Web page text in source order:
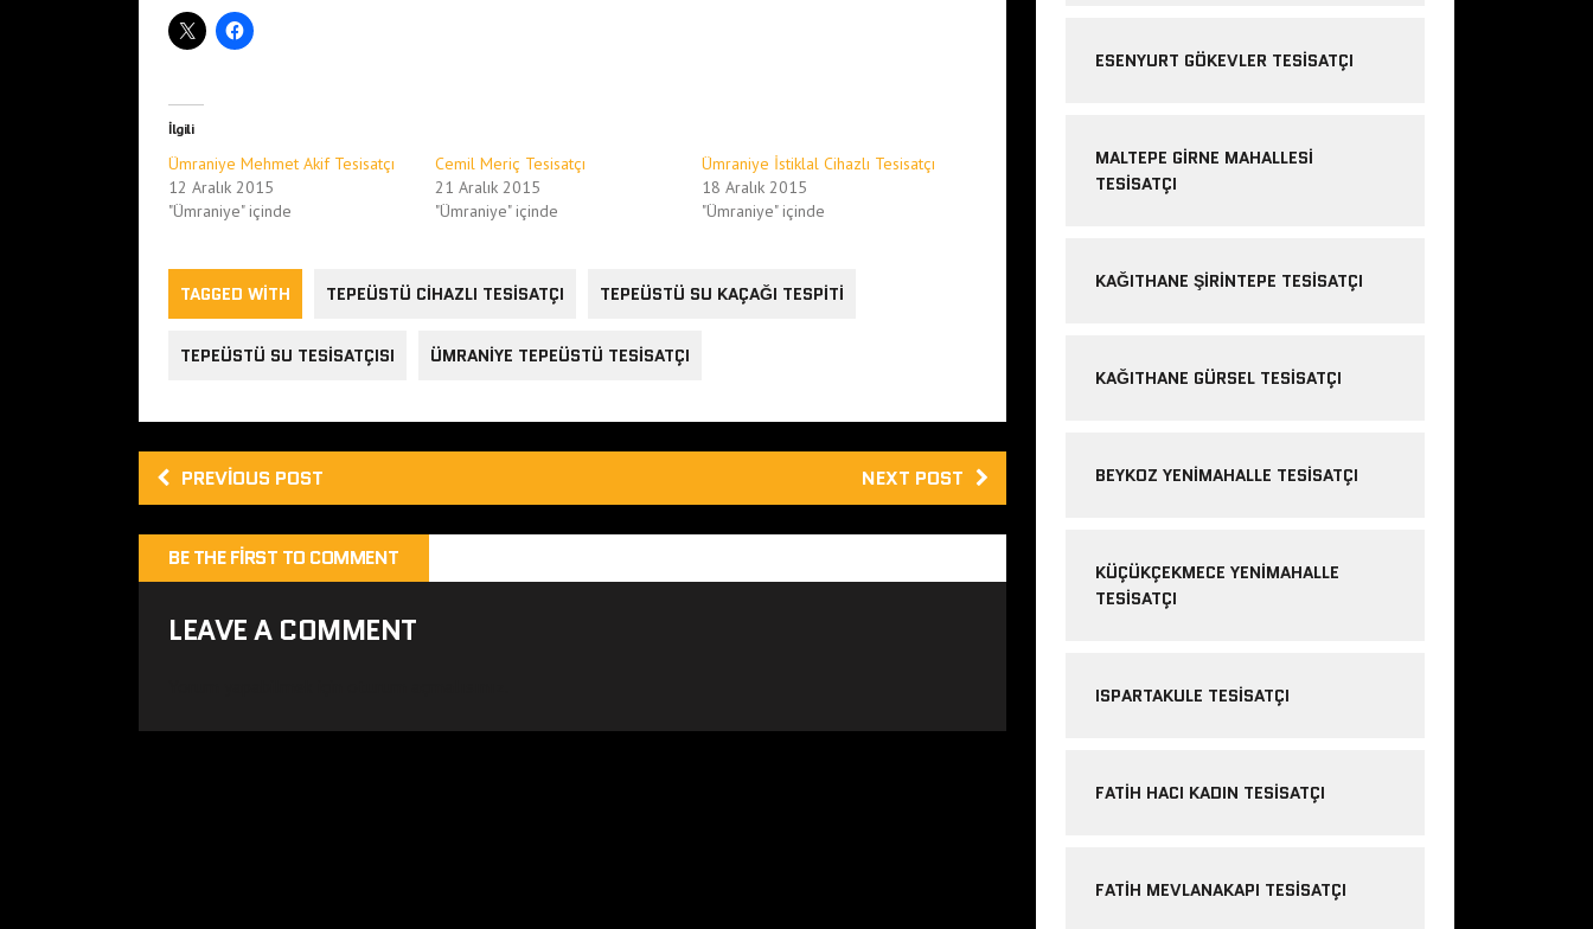
İlgili
Ümraniye Mehmet Akif Tesisatçı
12 Aralık 2015
"Ümraniye" içinde
Cemil Meriç Tesisatçı
21 Aralık 2015
"Ümraniye" içinde
Ümraniye İstiklal Cihazlı Tesisatçı
18 Aralık 2015
"Ümraniye" içinde
TAGGED WITH TEPEÜSTÜ CIHAZLI TESISATÇI TEPEÜSTÜ SU KAÇAĞI TESPITI
TEPEÜSTÜ SU TESISATÇISI ÜMRANIYE TEPEÜSTÜ TESISATÇI
PREVIOUS POST NEXT POST
BE THE FIRST TO COMMENT
LEAVE A COMMENT
ESENYURT GÖKEVLER TESISATÇI
MALTEPE GIRNE MAHALLESI
TESISATÇI
KAĞITHANE ŞIRINTEPE TESISATÇI
KAĞITHANE GÜRSEL TESISATÇI
BEYKOZ YENIMAHALLE TESISATÇI
KÜÇÜKÇEKMECE YENIMAHALLE
TESISATÇI
ISPARTAKULE TESISATÇI
FATIH HACI KADIN TESISATÇI
FATIH MEVLANAKAPI TESISATÇI